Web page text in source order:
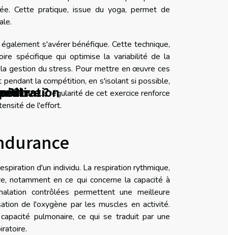
Cette pratique, issue du yoga, permet de
s'avérer bénéfique. Cette technique,
spécifique qui optimise la variabilité de la
gestion du stress. Pour mettre en œuvre ces
la compétition, en s'isolant si possible,
La régularité de cet exercice renforce
de l'effort.
d'un individu. La respiration rythmique,
notamment en ce qui concerne la capacité à
contrôlées permettent une meilleure
de l'oxygène par les muscles en activité.
pulmonaire, ce qui se traduit par une
?
? ?
?